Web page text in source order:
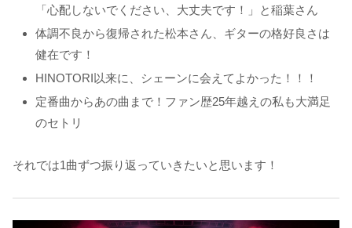
「心配しないでください、大丈夫です！」と稲葉さん
体調不良から復帰された松本さん、ギターの格好良さは
健在です！
HINOTORI以来に、シェーンに会えてよかった！！！
定番曲からあの曲まで！ファン歴25年越えの私も大満足
のセトリ
それでは1曲ずつ振り返っていきたいと思います！